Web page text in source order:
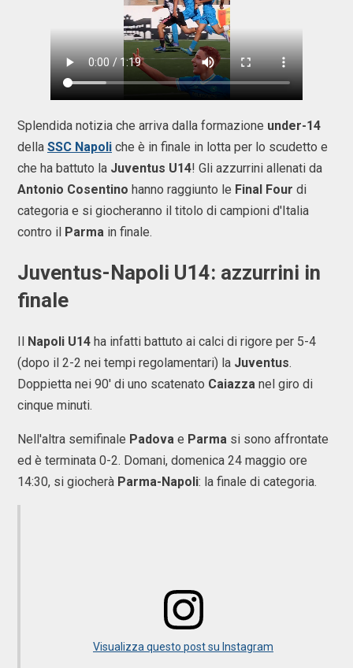
Splendida notizia che arriva dalla formazione under-14
della SSC Napoli che è in finale in lotta per lo scudetto e
che ha battuto la Juventus U14! Gli azzurrini allenati da
Antonio Cosentino hanno raggiunto le Final Four di
categoria e si giocheranno il titolo di campioni d'Italia
contro il Parma in finale.
Juventus-Napoli U14: azzurrini in
finale
Napoli U14 ha infatti battuto ai calci di rigore per 5-4
(dopo il 2-2 nei tempi regolamentari) la Juventus.
Doppietta nei 90' di uno scatenato Caiazza nel giro di
cinque minuti.
Nell'altra semifinale Padova e Parma si sono affrontate
ed è terminata 0-2. Domani, domenica 24 maggio ore
14:30, si giocherà Parma-Napoli: la finale di categoria.
Visualizza questo post su Instagram